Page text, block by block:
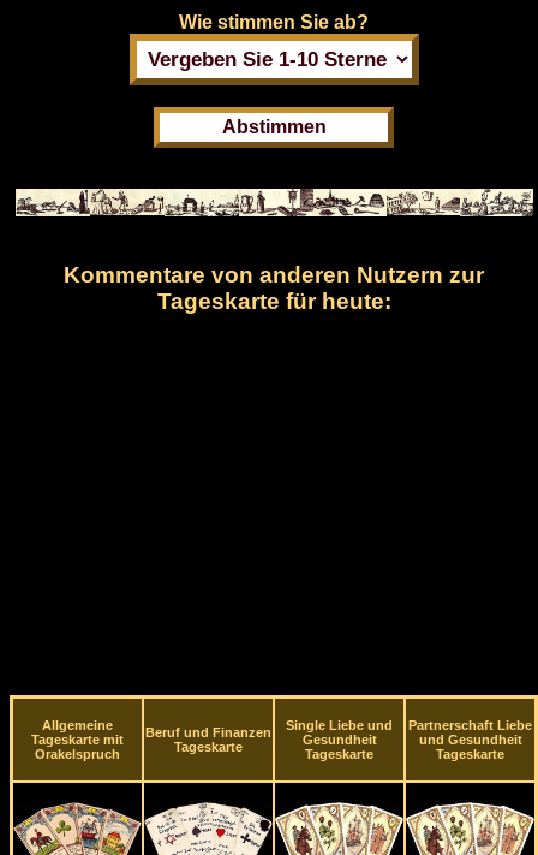
Wie stimmen Sie ab?
Kommentare von anderen Nutzern zur
Tageskarte für heute:
Allgemeine
Tageskarte mit
Orakelspruch
Beruf und Finanzen
Tageskarte
Single Liebe und
Gesundheit
Tageskarte
Partnerschaft Liebe
und Gesundheit
Tageskarte